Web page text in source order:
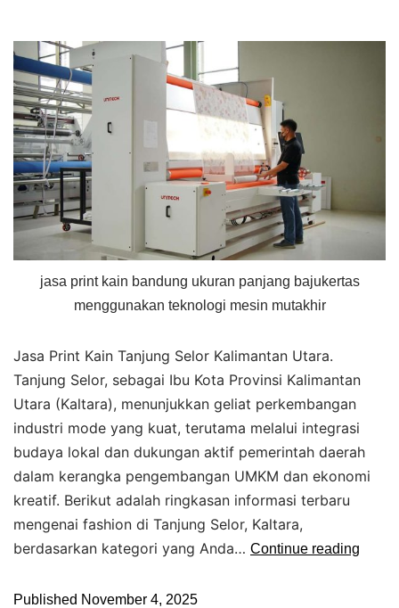
jasa print kain bandung ukuran panjang bajukertas
menggunakan teknologi mesin mutakhir
Jasa Print Kain Tanjung Selor Kalimantan Utara.
Tanjung Selor, sebagai Ibu Kota Provinsi Kalimantan
Utara (Kaltara), menunjukkan geliat perkembangan
industri mode yang kuat, terutama melalui integrasi
budaya lokal dan dukungan aktif pemerintah daerah
dalam kerangka pengembangan UMKM dan ekonomi
kreatif. Berikut adalah ringkasan informasi terbaru
mengenai fashion di Tanjung Selor, Kaltara,
berdasarkan kategori yang Anda… Continue reading
Published November 4, 2025